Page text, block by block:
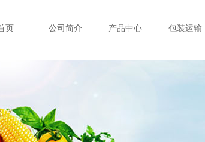
页 公司简介 产品中心 包装运输